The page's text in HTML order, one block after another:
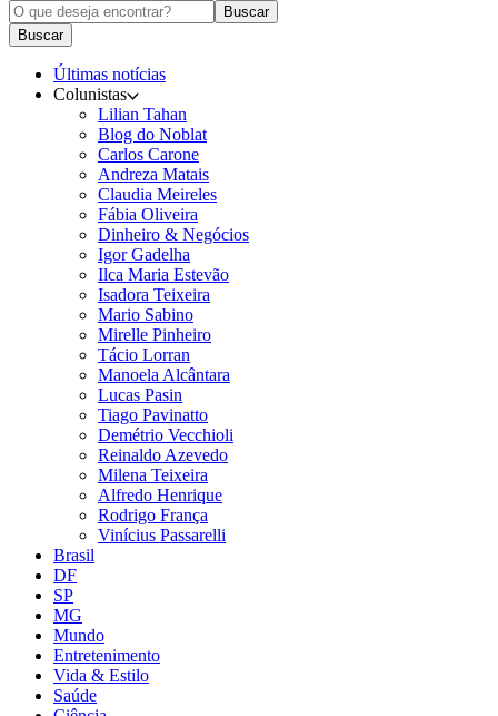
Buscar
Buscar
Últimas notícias
Colunistas
Lilian Tahan
Blog do Noblat
Carlos Carone
Andreza Matais
Claudia Meireles
Fábia Oliveira
Dinheiro & Negócios
Igor Gadelha
Ilca Maria Estevão
Isadora Teixeira
Mario Sabino
Mirelle Pinheiro
Tácio Lorran
Manoela Alcântara
Lucas Pasin
Tiago Pavinatto
Demétrio Vecchioli
Reinaldo Azevedo
Milena Teixeira
Alfredo Henrique
Rodrigo França
Vinícius Passarelli
Brasil
DF
SP
MG
Mundo
Entretenimento
Vida & Estilo
Saúde